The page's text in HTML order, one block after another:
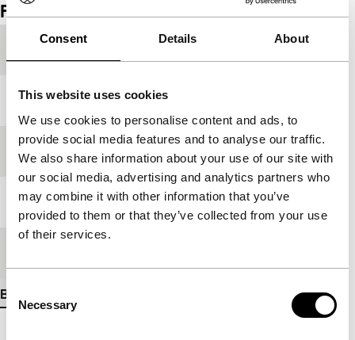
Consent Details About
This website uses cookies
We use cookies to personalise content and ads, to
provide social media features and to analyse our traffic.
We also share information about your use of our site with
our social media, advertising and analytics partners who
may combine it with other information that you’ve
provided to them or that they’ve collected from your use
of their services.
Consent
Selection
Necessary
Film details
Jaar 2001
Festivaleditie IFFR 2001
Lengte 5'
Bekijk meer details